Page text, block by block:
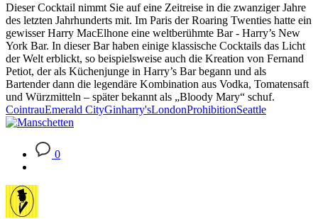
Dieser Cocktail nimmt Sie auf eine Zeitreise in die zwanziger Jahre
des letzten Jahrhunderts mit. Im Paris der Roaring Twenties hatte ein
gewisser Harry MacElhone eine weltberühmte Bar - Harry’s New
York Bar. In dieser Bar haben einige klassische Cocktails das Licht
der Welt erblickt, so beispielsweise auch die Kreation von Fernand
Petiot, der als Küchenjunge in Harry’s Bar begann und als
Bartender dann die legendäre Kombination aus Vodka, Tomatensaft
und Würzmitteln – später bekannt als „Bloody Mary“ schuf.
CointrauEmerald CityGinharry'sLondonProhibitionSeattle
0